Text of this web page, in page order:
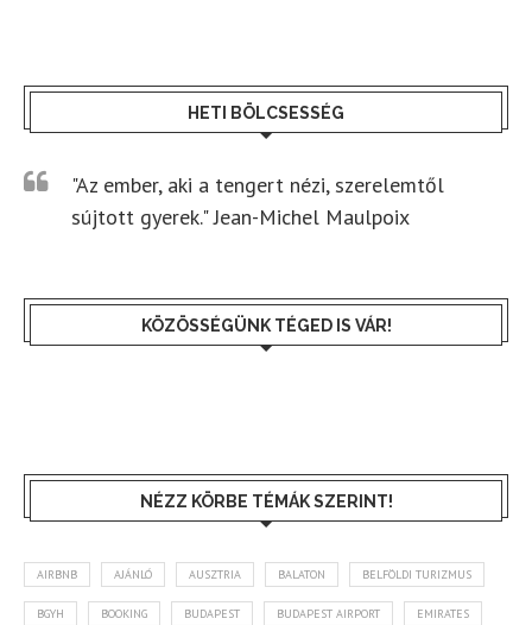
HETI BÖLCSESSÉG
"Az ember, aki a tengert nézi, szerelemtől
sújtott gyerek." Jean-Michel Maulpoix
KÖZÖSSÉGÜNK TÉGED IS VÁR!
NÉZZ KÖRBE TÉMÁK SZERINT!
AIRBNB AJÁNLÓ AUSZTRIA BALATON BELFÖLDI TURIZMUS
BGYH BOOKING BUDAPEST BUDAPEST AIRPORT EMIRATES